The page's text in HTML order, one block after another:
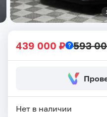
1
439 000 ₽ 593
Нет в наличии